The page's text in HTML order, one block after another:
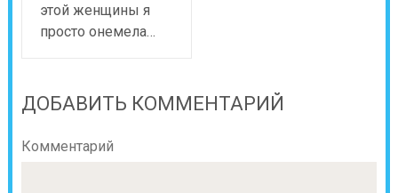
этой женщины я
просто онемела…
ДОБАВИТЬ КОММЕНТАРИЙ
Комментарий